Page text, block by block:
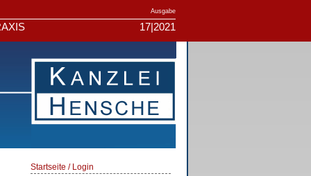
Ausgabe
17|2021
Startseite / Login